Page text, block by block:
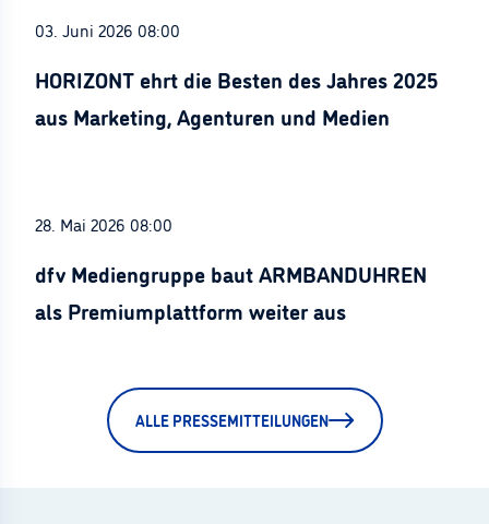
03. Juni 2026 08:00
HORIZONT ehrt die Besten des Jahres 2025
aus Marketing, Agenturen und Medien
28. Mai 2026 08:00
dfv Mediengruppe baut ARMBANDUHREN
als Premiumplattform weiter aus
ALLE PRESSEMITTEILUNGEN